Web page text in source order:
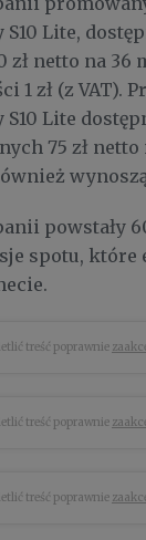
S10 Lite,
zł netto na 36
1 zł (z VAT).
S10 Lite
75 zł
powstały
spotu, które
treść poprawnie
treść poprawnie
treść poprawnie